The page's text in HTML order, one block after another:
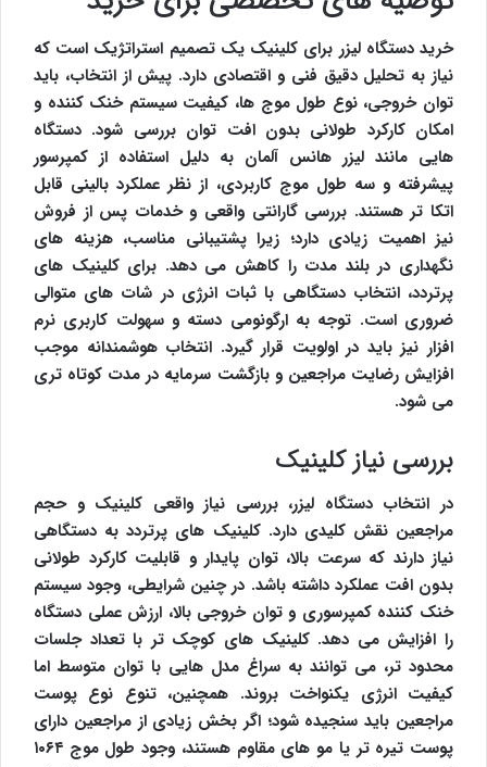
خرید دستگاه لیزر برای کلینیک یک تصمیم استراتژیک است که
نیاز به تحلیل دقیق فنی و اقتصادی دارد. پیش از انتخاب، باید
توان خروجی، نوع طول موج ها، کیفیت سیستم خنک کننده و
امکان کارکرد طولانی بدون افت توان بررسی شود. دستگاه
هایی مانند لیزر هانس آلمان به دلیل استفاده از کمپرسور
پیشرفته و سه طول موج کاربردی، از نظر عملکرد بالینی قابل
اتکا تر هستند. بررسی گارانتی واقعی و خدمات پس از فروش
نیز اهمیت زیادی دارد؛ زیرا پشتیبانی مناسب، هزینه های
نگهداری در بلند مدت را کاهش می دهد. برای کلینیک های
پرتردد، انتخاب دستگاهی با ثبات انرژی در شات های متوالی
ضروری است. توجه به ارگونومی دسته و سهولت کاربری نرم
افزار نیز باید در اولویت قرار گیرد. انتخاب هوشمندانه موجب
افزایش رضایت مراجعین و بازگشت سرمایه در مدت کوتاه تری
می شود.
بررسی نیاز کلینیک
در انتخاب دستگاه لیزر، بررسی نیاز واقعی کلینیک و حجم
مراجعین نقش کلیدی دارد. کلینیک های پرتردد به دستگاهی
نیاز دارند که سرعت بالا، توان پایدار و قابلیت کارکرد طولانی
بدون افت عملکرد داشته باشد. در چنین شرایطی، وجود سیستم
خنک کننده کمپرسوری و توان خروجی بالا، ارزش عملی دستگاه
را افزایش می دهد. کلینیک های کوچک تر با تعداد جلسات
محدود تر، می توانند به سراغ مدل هایی با توان متوسط اما
کیفیت انرژی یکنواخت بروند. همچنین، تنوع نوع پوست
مراجعین باید سنجیده شود؛ اگر بخش زیادی از مراجعین دارای
پوست تیره تر یا مو های مقاوم هستند، وجود طول موج ۱۰۶۴